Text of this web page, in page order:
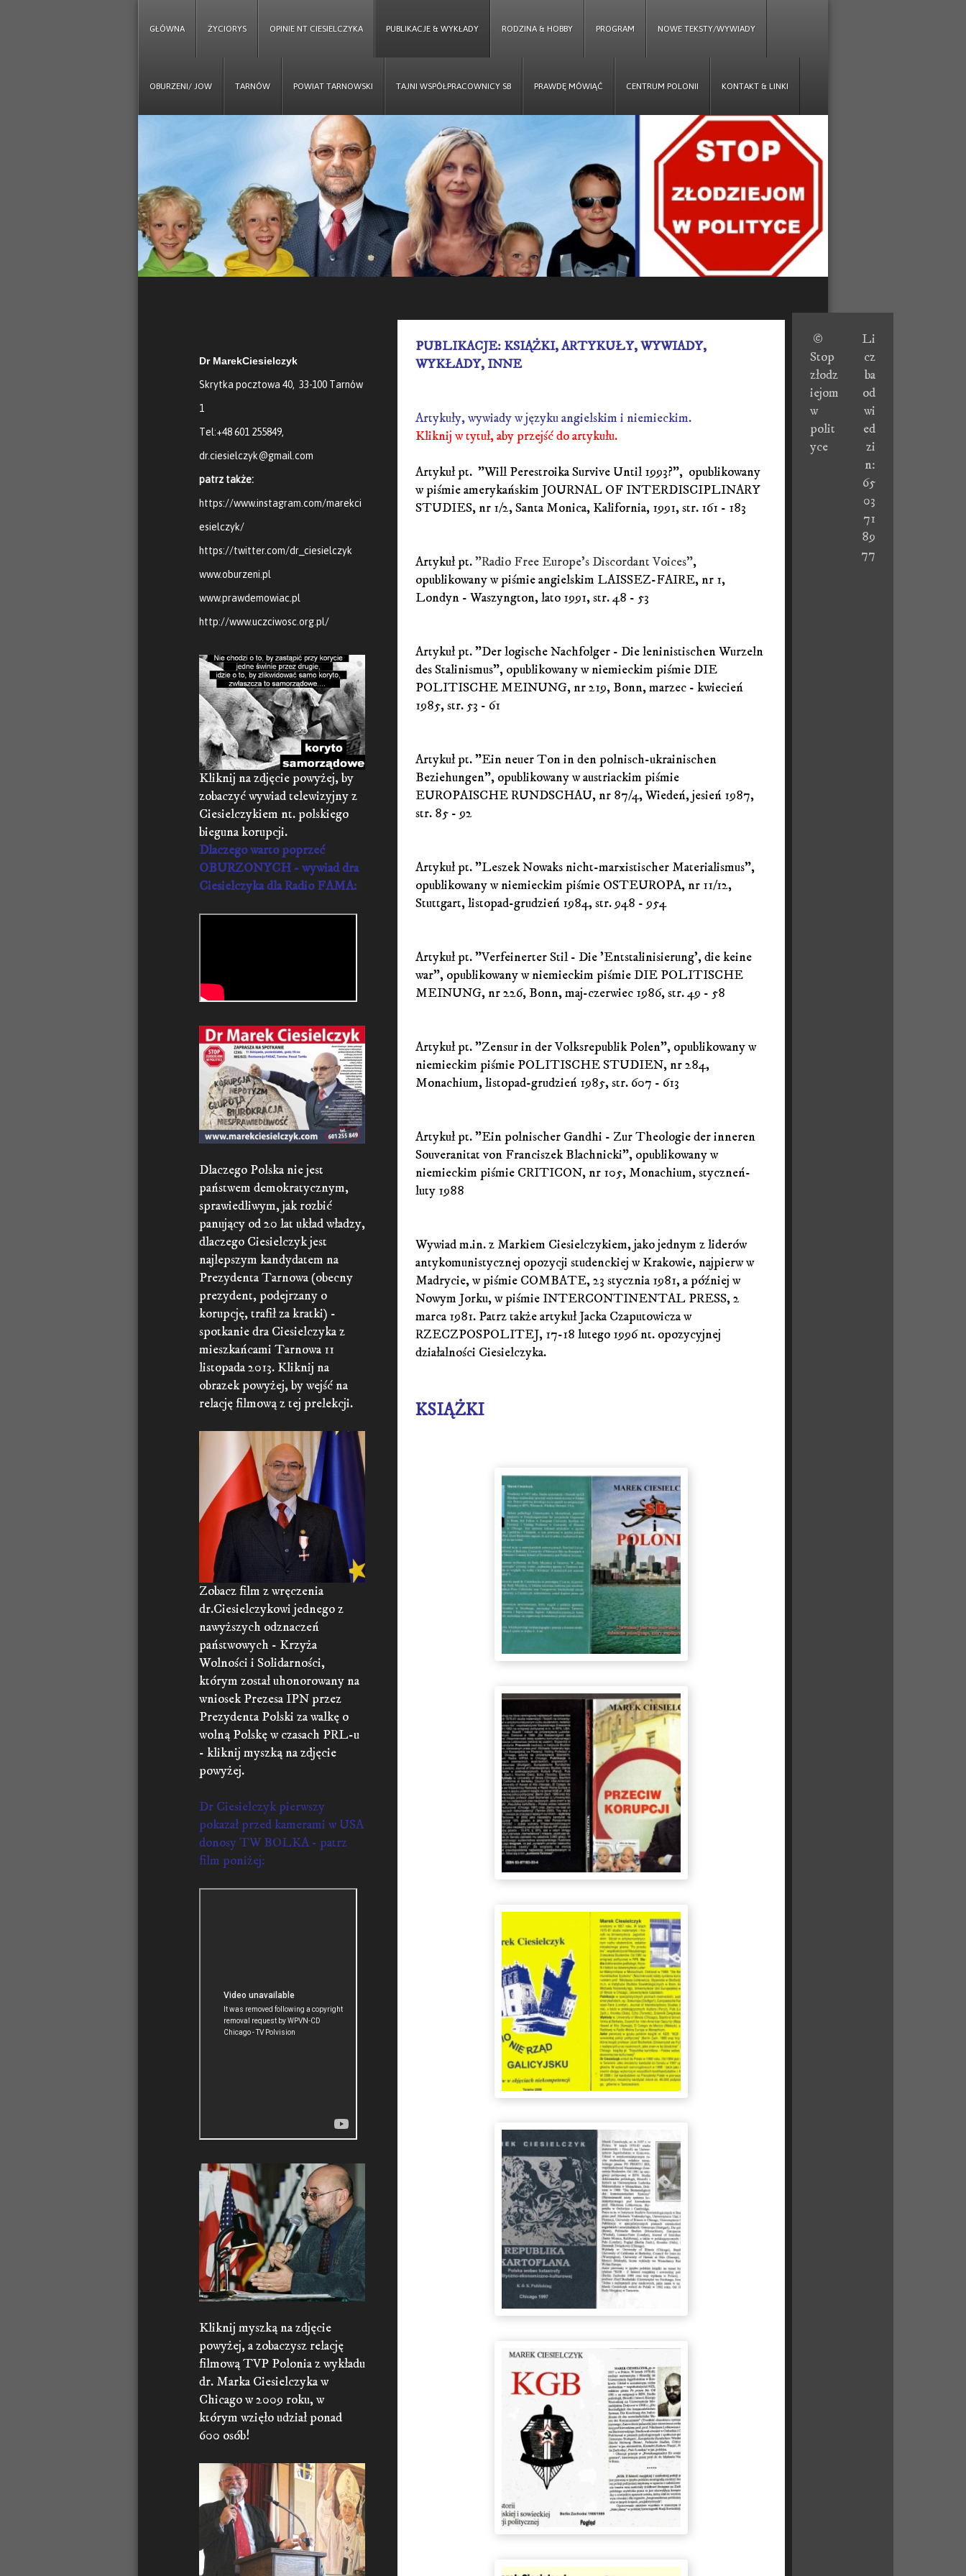
GŁÓWNA ŻYCIORYS OPINIE NT CIESIELCZYKA PUBLIKACJE & WYKŁADY RODZINA & HOBBY PROGRAM NOWE TEKSTY/WYWIADY
OBURZENI/ JOW TARNÓW POWIAT TARNOWSKI TAJNI WSPÓŁPRACOWNICY SB PRAWDĘ MÓWIĄĆ CENTRUM POLONII KONTAKT & LINKI
Dr MarekCiesielczyk
Skrytka pocztowa 40, 33-100 Tarnów
1
Tel:+48 601 255849,
dr.ciesielczyk@gmail.com
patrz także:
https://www.instagram.com/marekci
esielczyk/
https://twitter.com/dr_ciesielczyk
www.oburzeni.pl
www.prawdemowiac.pl
http://www.uczciwosc.org.pl/
Kliknij na zdjęcie powyżej, by
zobaczyć wywiad telewizyjny z
Ciesielczykiem nt. polskiego
bieguna korupcji.
Dlaczego warto poprzeć
OBURZONYCH - wywiad dra
Ciesielczyka dla Radio FAMA:
Dlaczego Polska nie jest
państwem demokratycznym,
sprawiedliwym, jak rozbić
panujący od 20 lat układ władzy,
dlaczego Ciesielczyk jest
najlepszym kandydatem na
Prezydenta Tarnowa (obecny
prezydent, podejrzany o
korupcję, trafił za kratki) -
spotkanie dra Ciesielczyka z
mieszkańcami Tarnowa 11
listopada 2013. Kliknij na
obrazek powyżej, by wejść na
relację filmową z tej prelekcji.
Zobacz film z wręczenia
dr.Ciesielczykowi jednego z
nawyższych odznaczeń
państwowych - Krzyża
Wolności i Solidarności,
którym został uhonorowany na
wniosek Prezesa IPN przez
Prezydenta Polski za walkę o
wolną Polskę w czasach PRL-u
- kliknij myszką na zdjęcie
powyżej.
Dr Ciesielczyk pierwszy
pokazał przed kamerami w USA
donosy TW BOLKA - patrz
film poniżej:
Kliknij myszką na zdjęcie
powyżej, a zobaczysz relację
filmową TVP Polonia z wykładu
dr. Marka Ciesielczyka w
Chicago w 2009 roku, w
którym wzięło udział ponad
600 osób!
PUBLIKACJE: KSIĄŻKI, ARTYKUŁY, WYWIADY,
WYKŁADY, INNE
Artykuły, wywiady w języku angielskim i niemieckim.
Kliknij w tytuł, aby przejść do artykułu.
Artykuł pt. "Will Perestroika Survive Until 1993?", opublikowany
w piśmie amerykańskim JOURNAL OF INTERDISCIPLINARY
STUDIES, nr 1/2, Santa Monica, Kalifornia, 1991, str. 161 - 183
Artykuł pt."Radio Free Europe's Discordant Voices",
opublikowany w piśmie angielskim LAISSEZ-FAIRE, nr 1,
Londyn - Waszyngton, lato 1991, str. 48 - 53
Artykuł pt. "Der logische Nachfolger - Die leninistischen Wurzeln
des Stalinismus", opublikowany w niemieckim piśmie DIE
POLITISCHE MEINUNG, nr 219, Bonn, marzec - kwiecień
1985, str. 53 - 61
Artykuł pt. "Ein neuer Ton in den polnisch-ukrainischen
Beziehungen", opublikowany w austriackim piśmie
EUROPAISCHE RUNDSCHAU, nr 87/4, Wiedeń, jesień 1987,
str. 85 - 92
Artykuł pt. "Leszek Nowaks nicht-marxistischer Materialismus",
opublikowany w niemieckim piśmie OSTEUROPA, nr 11/12,
Stuttgart, listopad-grudzień 1984, str. 948 - 954
Artykuł pt. "Verfeinerter Stil - Die 'Entstalinisierung', die keine
war", opublikowany w niemieckim piśmie DIE POLITISCHE
MEINUNG, nr 226, Bonn, maj-czerwiec 1986, str. 49 - 58
Artykuł pt. "Zensur in der Volksrepublik Polen", opublikowany w
niemieckim piśmie POLITISCHE STUDIEN, nr 284,
Monachium, listopad-grudzień 1985, str. 607 - 613
Artykuł pt. "Ein polnischer Gandhi - Zur Theologie der inneren
Souveranitat von Franciszek Blachnicki", opublikowany w
niemieckim piśmie CRITICON, nr 105, Monachium, styczneń-
luty 1988
Wywiad m.in. z Markiem Ciesielczykiem, jako jednym z liderów
antykomunistycznej opozycji studenckiej w Krakowie, najpierw w
Madrycie, w piśmie COMBATE, 23 stycznia 1981, a później w
Nowym Jorku, w piśmie INTERCONTINENTAL PRESS, 2
marca 1981. Patrz także artykuł Jacka Czaputowicza w
RZECZPOSPOLITEJ, 17-18 lutego 1996 nt. opozycyjnej
działalności Ciesielczyka.
KSIĄŻKI
©
Stop
złodz
iejom
w
polit
yce
Li
cz
ba
od
wi
ed
zi
n:
65
03
71
89
77